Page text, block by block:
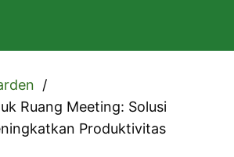
Ruang Meeting: Solusi
Produktivitas